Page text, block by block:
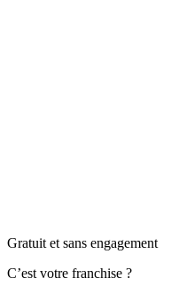
Gratuit et sans engagement
C’est votre franchise ?